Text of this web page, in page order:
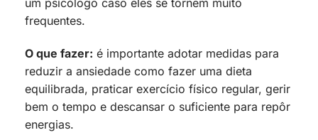
um psicólogo caso eles se tornem muito
frequentes.
O que fazer: é importante adotar medidas para
reduzir a ansiedade como fazer uma dieta
equilibrada, praticar exercício físico regular, gerir
bem o tempo e descansar o suficiente para repôr
energias.